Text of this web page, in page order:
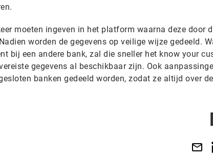
moeten ingeven in het platform waarna deze door
worden de gegevens op veilige wijze gedeeld.
bij een andere bank, zal die sneller het know your
gegevens al beschikbaar zijn. Ook
banken gedeeld worden, zodat ze altijd over de